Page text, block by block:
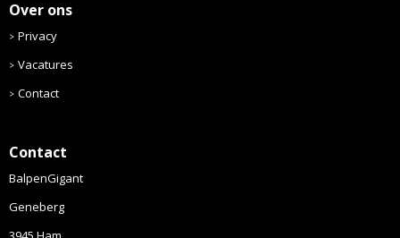
Over ons
Privacy
Vacatures
Contact
Contact
BalpenGigant
Geneberg